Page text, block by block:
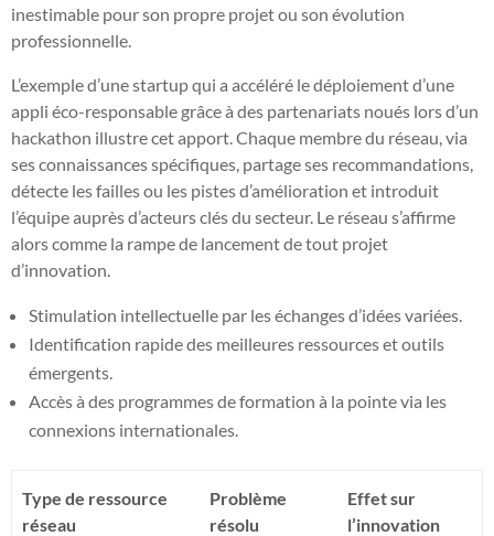
inestimable pour son propre projet ou son évolution
professionnelle.
L’exemple d’une startup qui a accéléré le déploiement d’une
appli éco-responsable grâce à des partenariats noués lors d’un
hackathon illustre cet apport. Chaque membre du réseau, via
ses connaissances spécifiques, partage ses recommandations,
détecte les failles ou les pistes d’amélioration et introduit
l’équipe auprès d’acteurs clés du secteur. Le réseau s’affirme
alors comme la rampe de lancement de tout projet
d’innovation.
Stimulation intellectuelle par les échanges d’idées variées.
Identification rapide des meilleures ressources et outils
émergents.
Accès à des programmes de formation à la pointe via les
connexions internationales.
Type de ressource
réseau
Problème
résolu
Effet sur
l’innovation